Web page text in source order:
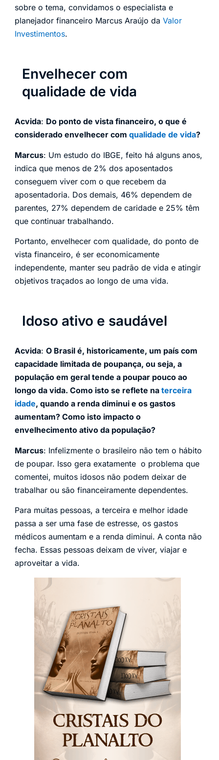
sobre o tema, convidamos o especialista e
planejador financeiro Marcus Araújo da Valor
Investimentos.
Envelhecer com
qualidade de vida
Acvida: Do ponto de vista financeiro, o que é
considerado envelhecer com qualidade de vida?
Marcus: Um estudo do IBGE, feito há alguns anos,
indica que menos de 2% dos aposentados
conseguem viver com o que recebem da
aposentadoria. Dos demais, 46% dependem de
parentes, 27% dependem de caridade e 25% têm
que continuar trabalhando.
Portanto, envelhecer com qualidade, do ponto de
vista financeiro, é ser economicamente
independente, manter seu padrão de vida e atingir
objetivos traçados ao longo de uma vida.
Idoso ativo e saudável
Acvida: O Brasil é, historicamente, um país com
capacidade limitada de poupança, ou seja, a
população em geral tende a poupar pouco ao
longo da vida. Como isto se reflete na terceira
idade, quando a renda diminui e os gastos
aumentam? Como isto impacto o
envelhecimento ativo da população?
Marcus: Infelizmente o brasileiro não tem o hábito
de poupar. Isso gera exatamente o problema que
comentei, muitos idosos não podem deixar de
trabalhar ou são financeiramente dependentes.
Para muitas pessoas, a terceira e melhor idade
passa a ser uma fase de estresse, os gastos
médicos aumentam e a renda diminui. A conta não
fecha. Essas pessoas deixam de viver, viajar e
aproveitar a vida.